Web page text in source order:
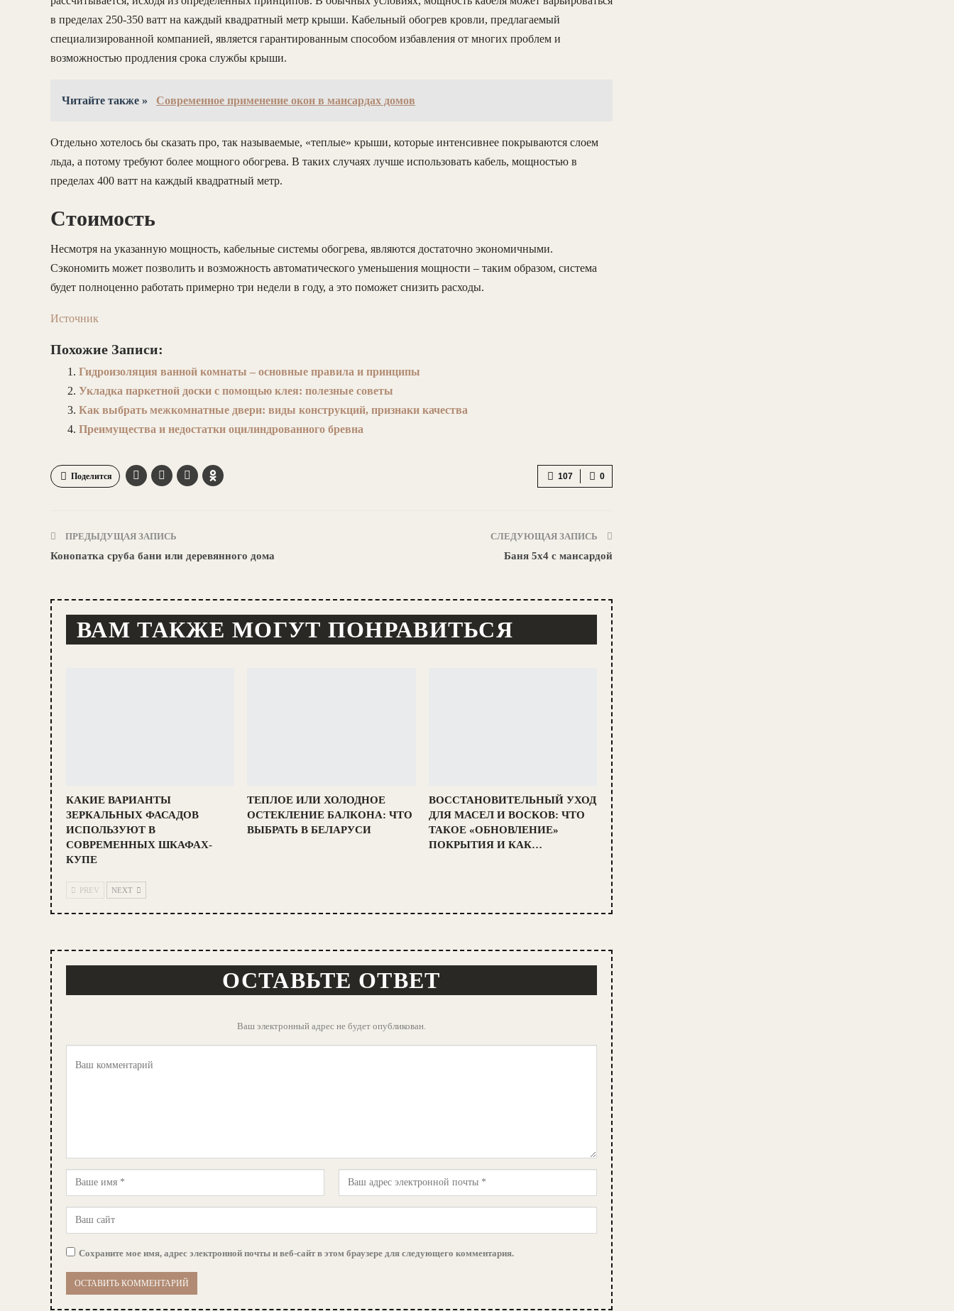
в пределах 250-350 ватт на каждый квадратный метр крыши. Кабельный обогрев кровли, предлагаемый
специализированной компанией, является гарантированным способом избавления от многих проблем и
возможностью продления срока службы крыши.
Читайте также » Современное применение окон в мансардах домов
Отдельно хотелось бы сказать про, так называемые, «теплые» крыши, которые интенсивнее покрываются слоем
льда, а потому требуют более мощного обогрева. В таких случаях лучше использовать кабель, мощностью в
пределах 400 ватт на каждый квадратный метр.
Стоимость
Несмотря на указанную мощность, кабельные системы обогрева, являются достаточно экономичными.
Сэкономить может позволить и возможность автоматического уменьшения мощности – таким образом, система
будет полноценно работать примерно три недели в году, а это поможет снизить расходы.
Источник
Похожие Записи:
Гидроизоляция ванной комнаты – основные правила и принципы
Укладка паркетной доски с помощью клея: полезные советы
Как выбрать межкомнатные двери: виды конструкций, признаки качества
Преимущества и недостатки оцилиндрованного бревна
0
107
Поделится
ПРЕДЫДУЩАЯ ЗАПИСЬ
Конопатка сруба бани или деревянного дома
СЛЕДУЮЩАЯ ЗАПИСЬ
Баня 5х4 с мансардой
ВАМ ТАКЖЕ МОГУТ ПОНРАВИТЬСЯ
КАКИЕ ВАРИАНТЫ
ЗЕРКАЛЬНЫХ ФАСАДОВ
ИСПОЛЬЗУЮТ В
СОВРЕМЕННЫХ ШКАФАХ-
КУПЕ
ТЕПЛОЕ ИЛИ ХОЛОДНОЕ
ОСТЕКЛЕНИЕ БАЛКОНА: ЧТО
ВЫБРАТЬ В БЕЛАРУСИ
ВОССТАНОВИТЕЛЬНЫЙ УХОД
ДЛЯ МАСЕЛ И ВОСКОВ: ЧТО
ТАКОЕ «ОБНОВЛЕНИЕ»
ПОКРЫТИЯ И КАК…
PREV NEXT
ОСТАВЬТЕ ОТВЕТ
Ваш электронный адрес не будет опубликован.
Сохраните мое имя, адрес электронной почты и веб-сайт в этом браузере для следующего комментария.